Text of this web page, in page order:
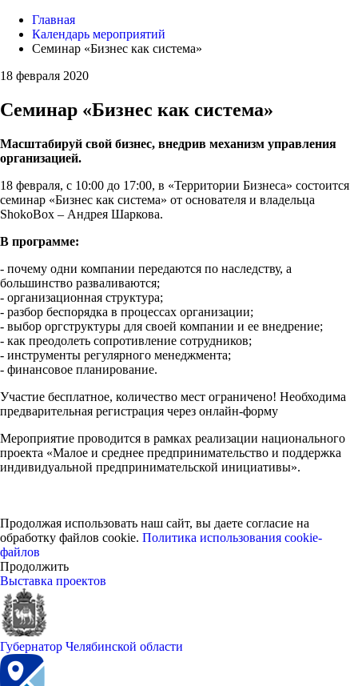
Главная
Календарь мероприятий
Семинар «Бизнес как система»
18 февраля 2020
Семинар «Бизнес как система»
Масштабируй свой бизнес, внедрив механизм управления
организацией.
18 февраля, с 10:00 до 17:00, в «Территории Бизнеса» состоится
семинар «Бизнес как система» от основателя и владельца
ShokoBox – Андрея Шаркова.
В программе:
- почему одни компании передаются по наследству, а
большинство разваливаются;
- организационная структура;
- разбор беспорядка в процессах организации;
- выбор оргструктуры для своей компании и ее внедрение;
- как преодолеть сопротивление сотрудников;
- инструменты регулярного менеджмента;
- финансовое планирование.
Участие бесплатное, количество мест ограничено! Необходима
предварительная регистрация через онлайн-форму
Мероприятие проводится в рамках реализации национального
проекта «Малое и среднее предпринимательство и поддержка
индивидуальной предпринимательской инициативы».
Продолжая использовать наш сайт, вы даете согласие на
обработку файлов cookie. Политика использования cookie-
файлов
Продолжить
Выставка проектов
Губернатор Челябинской области